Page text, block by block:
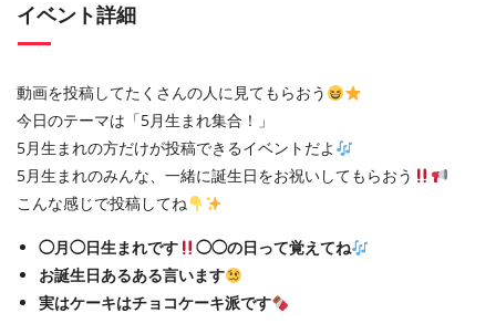
イベント詳細
動画を投稿してたくさんの人に見てもらおう
今日のテーマは「5月生まれ集合！」
5月生まれの方だけが投稿できるイベントだよ
5月生まれのみんな、一緒に誕生日をお祝いしてもらおう
こんな感じで投稿してね
◯月◯日生まれです
◯◯の日って覚えてね
お誕生日あるある言います
実はケーキはチョコケーキ派です